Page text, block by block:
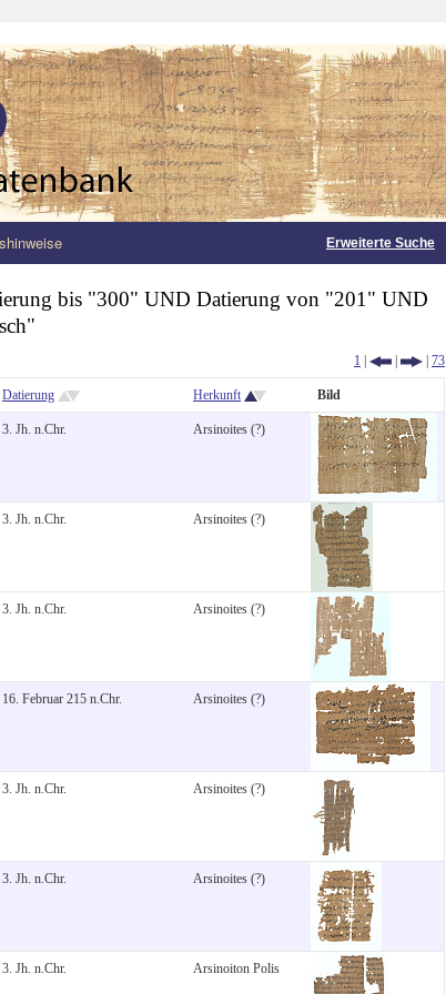
Erweiterte Suche
bis "300" UND Datierung von "201" UND
1 | | | 73
Datierung Herkunft Bild
3. Jh. n.Chr. Arsinoites (?)
3. Jh. n.Chr. Arsinoites (?)
3. Jh. n.Chr. Arsinoites (?)
16. Februar 215 n.Chr. Arsinoites (?)
3. Jh. n.Chr. Arsinoites (?)
3. Jh. n.Chr. Arsinoites (?)
3. Jh. n.Chr. Arsinoiton Polis